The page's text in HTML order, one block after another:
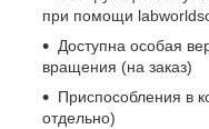
при помощи
Доступна особая
вращения (на заказ)
Приспособления в
отдельно)